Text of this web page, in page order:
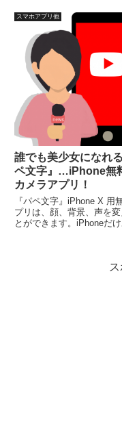
の言語のテキストを読み上
能、共有・保存などが可能
スマホアプリ他
誰でも美少女になれ
ペ文字』…iPhone無
カメラアプリ！
『パペ文字』iPhone X 用
プリは、顔、背景、声を変
とができます。iPhoneだ
ュースも投稿可能。これ